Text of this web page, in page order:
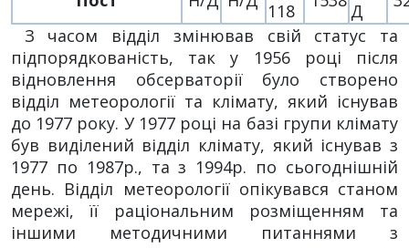
118 Д
З часом відділ змінював свій статус та
підпорядкованість, так у 1956 році після
відновлення обсерваторії було створено
відділ метеорології та клімату, який існував
до 1977 року. У 1977 році на базі групи клімату
був виділений відділ клімату, який існував з
1977 по 1987р., та з 1994р. по сьогоднішній
день. Відділ метеорології опікувався станом
мережі, її раціональним розміщенням та
іншими методичними питаннями з